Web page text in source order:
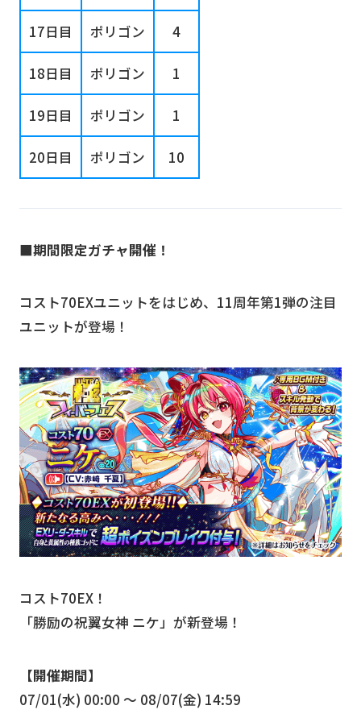
17日目 ポリゴン 4
18日目 ポリゴン 1
19日目 ポリゴン 1
20日目 ポリゴン 10
■期間限定ガチャ開催！
コスト70EXユニットをはじめ、11周年第1弾の注目
ユニットが登場！
コスト70EX！
「勝励の祝翼女神 ニケ」が新登場！
【開催期間】
07/01(水) 00:00 〜 08/07(金) 14:59